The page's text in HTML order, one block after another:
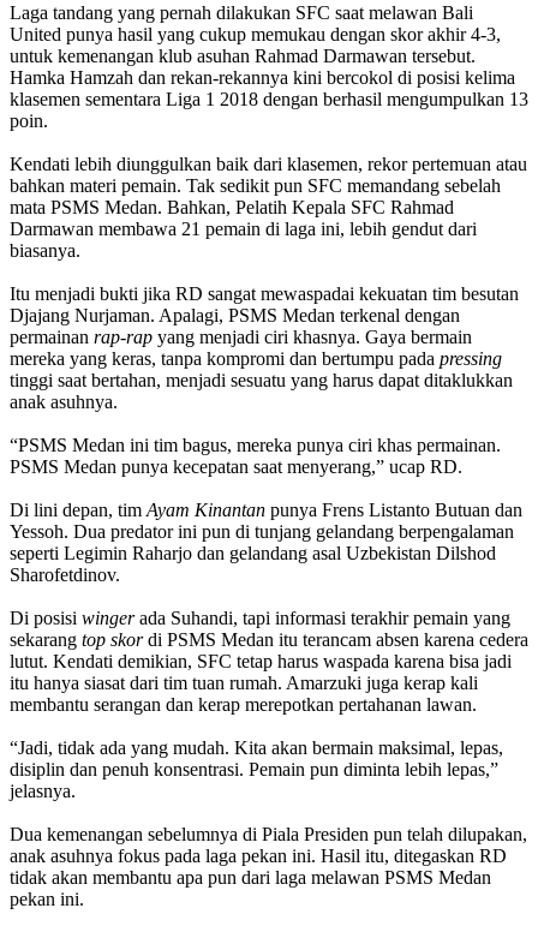
Laga tandang yang pernah dilakukan SFC saat melawan Bali
United punya hasil yang cukup memukau dengan skor akhir 4-3,
untuk kemenangan klub asuhan Rahmad Darmawan tersebut.
Hamka Hamzah dan rekan-rekannya kini bercokol di posisi kelima
klasemen sementara Liga 1 2018 dengan berhasil mengumpulkan 13
poin.
Kendati lebih diunggulkan baik dari klasemen, rekor pertemuan atau
bahkan materi pemain. Tak sedikit pun SFC memandang sebelah
mata PSMS Medan. Bahkan, Pelatih Kepala SFC Rahmad
Darmawan membawa 21 pemain di laga ini, lebih gendut dari
biasanya.
Itu menjadi bukti jika RD sangat mewaspadai kekuatan tim besutan
Djajang Nurjaman. Apalagi, PSMS Medan terkenal dengan
permainan rap-rap yang menjadi ciri khasnya. Gaya bermain
mereka yang keras, tanpa kompromi dan bertumpu pada pressing
tinggi saat bertahan, menjadi sesuatu yang harus dapat ditaklukkan
anak asuhnya.
“PSMS Medan ini tim bagus, mereka punya ciri khas permainan.
PSMS Medan punya kecepatan saat menyerang,” ucap RD.
Di lini depan, tim Ayam Kinantan punya Frens Listanto Butuan dan
Yessoh. Dua predator ini pun di tunjang gelandang berpengalaman
seperti Legimin Raharjo dan gelandang asal Uzbekistan Dilshod
Sharofetdinov.
Di posisi wingerada Suhandi, tapi informasi terakhir pemain yang
sekarang top skordi PSMS Medan itu terancam absen karena cedera
lutut. Kendati demikian, SFC tetap harus waspada karena bisa jadi
itu hanya siasat dari tim tuan rumah. Amarzuki juga kerap kali
membantu serangan dan kerap merepotkan pertahanan lawan.
“Jadi, tidak ada yang mudah. Kita akan bermain maksimal, lepas,
disiplin dan penuh konsentrasi. Pemain pun diminta lebih lepas,”
jelasnya.
Dua kemenangan sebelumnya di Piala Presiden pun telah dilupakan,
anak asuhnya fokus pada laga pekan ini. Hasil itu, ditegaskan RD
tidak akan membantu apa pun dari laga melawan PSMS Medan
pekan ini.